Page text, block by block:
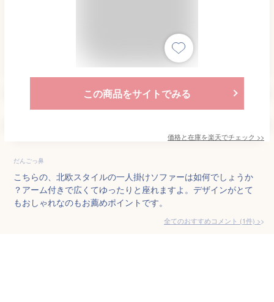
この商品をサイトでみる
価格と在庫を楽天でチェック >>
だんごっ鼻
こちらの、北欧スタイルの一人掛けソファーは如何でしょうか
？アーム付きで広くてゆったりと座れますよ。デザインがとて
もおしゃれなのもお薦めポイントです。
全てのおすすめコメント (1件) >